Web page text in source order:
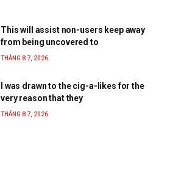
This will assist non-users keep away
from being uncovered to
THÁNG 8 7, 2026
I was drawn to the cig-a-likes for the
very reason that they
THÁNG 8 7, 2026